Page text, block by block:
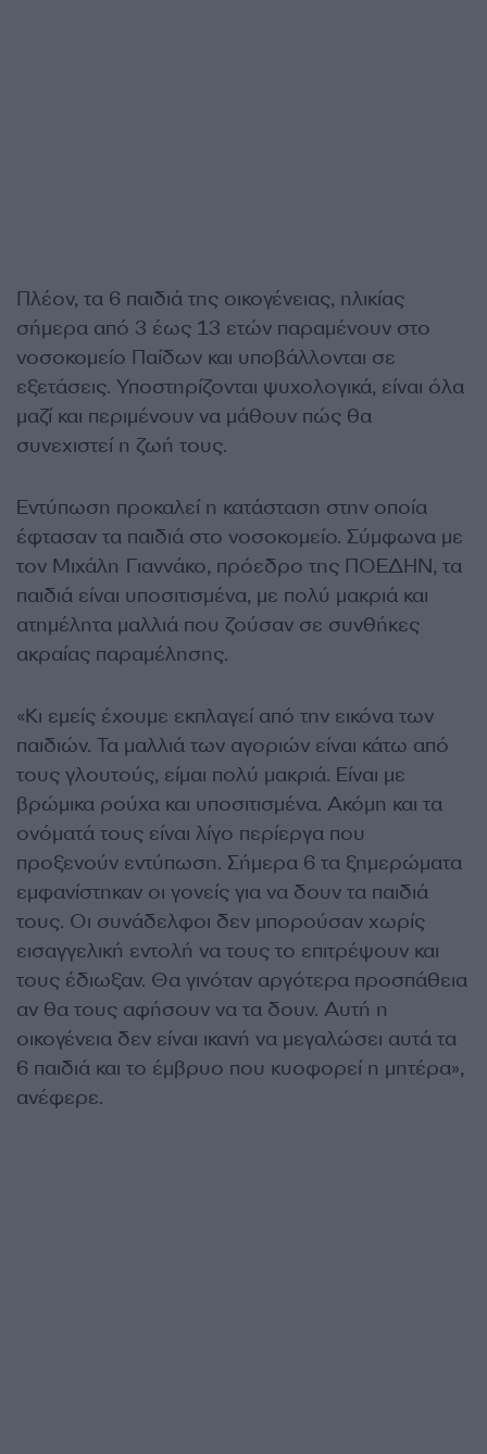
Πλέον, τα 6 παιδιά της οικογένειας, ηλικίας
σήμερα από 3 έως 13 ετών παραμένουν στο
νοσοκομείο Παίδων και υποβάλλονται σε
εξετάσεις. Υποστηρίζονται ψυχολογικά, είναι όλα
μαζί και περιμένουν να μάθουν πώς θα
συνεχιστεί η ζωή τους.
Εντύπωση προκαλεί η κατάσταση στην οποία
έφτασαν τα παιδιά στο νοσοκομείο. Σύμφωνα με
τον Μιχάλη Γιαννάκο, πρόεδρο της ΠΟΕΔΗΝ, τα
παιδιά είναι υποσιτισμένα, με πολύ μακριά και
ατημέλητα μαλλιά που ζούσαν σε συνθήκες
ακραίας παραμέλησης.
«Κι εμείς έχουμε εκπλαγεί από την εικόνα των
παιδιών. Τα μαλλιά των αγοριών είναι κάτω από
τους γλουτούς, είμαι πολύ μακριά. Είναι με
βρώμικα ρούχα και υποσιτισμένα. Ακόμη και τα
ονόματά τους είναι λίγο περίεργα που
προξενούν εντύπωση. Σήμερα 6 τα ξημερώματα
εμφανίστηκαν οι γονείς για να δουν τα παιδιά
τους. Οι συνάδελφοι δεν μπορούσαν χωρίς
εισαγγελική εντολή να τους το επιτρέψουν και
τους έδιωξαν. Θα γινόταν αργότερα προσπάθεια
αν θα τους αφήσουν να τα δουν. Αυτή η
οικογένεια δεν είναι ικανή να μεγαλώσει αυτά τα
6 παιδιά και το έμβρυο που κυοφορεί η μητέρα»,
ανέφερε.